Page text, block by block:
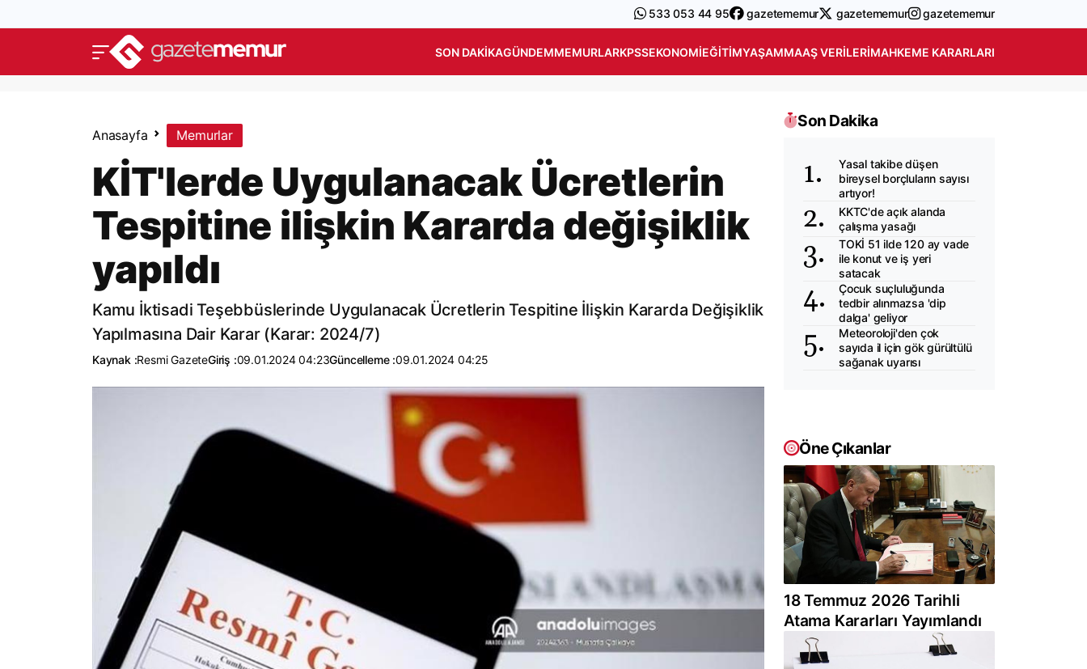
533 053 44 95 gazetememur gazetememur gazetememur
SON DAKIKAGÜNDEMMEMURLARKPSSEKONOMIEĞITIMYAŞAMMAAŞ VERILERIMAHKEME KARARLARI
Anasayfa Memurlar
KİT'lerde Uygulanacak Ücretlerin
Tespitine ilişkin Kararda değişiklik
yapıldı
Kamu İktisadi Teşebbüslerinde Uygulanacak Ücretlerin Tespitine İlişkin Kararda Değişiklik
Yapılmasına Dair Karar (Karar: 2024/7)
Kaynak :Resmi GazeteGiriş :09.01.2024 04:23Güncelleme :09.01.2024 04:25
Son Dakika
Yasal takibe düşen
bireysel borçluların sayısı
artıyor!
KKTC'de açık alanda
çalışma yasağı
TOKİ 51 ilde 120 ay vade
ile konut ve iş yeri
satacak
Çocuk suçluluğunda
tedbir alınmazsa 'dip
dalga' geliyor
Meteoroloji'den çok
sayıda il için gök gürültülü
sağanak uyarısı
Öne Çıkanlar
18 Temmuz 2026 Tarihli
Atama Kararları Yayımlandı